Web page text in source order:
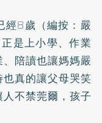
經8歲（編按：嚴
是上小學、作業
陪讀也讓媽媽嚴
真的讓父母哭笑
不禁莞爾，孩子